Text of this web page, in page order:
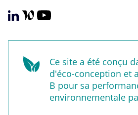
Ce site a été conçu
d'éco-conception et
B pour sa
environnementale